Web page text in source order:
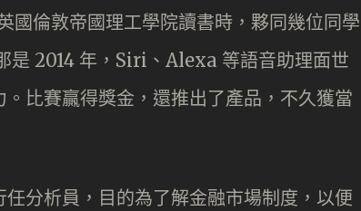
倫敦帝國理工學院讀書時，夥同幾位同學
是 2014 年，Siri、Alexa 等語音助理面世
比賽贏得獎金，還推出了產品，不久獲當
分析員，目的為了解金融市場制度，以便